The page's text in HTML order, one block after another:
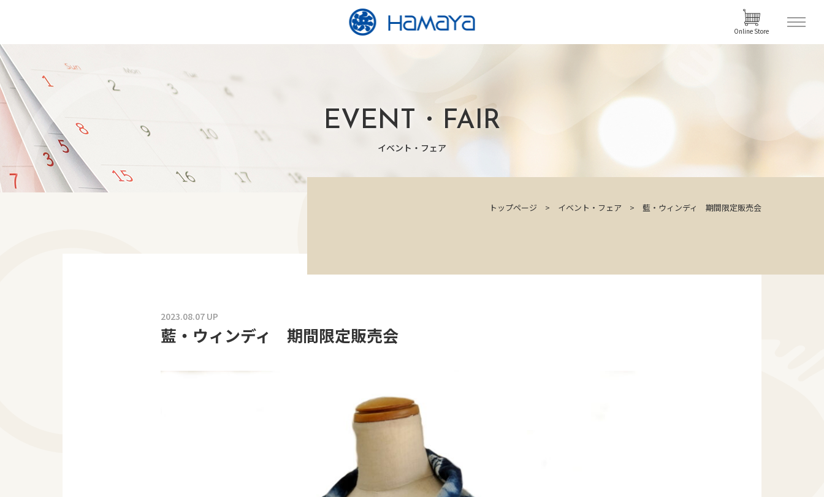
Online Store
EVENT・FAIR
イベント・フェア
トップページ イベント・フェア 藍・ウィンディ 期間限定販売会
2023.08.07 UP
藍・ウィンディ 期間限定販売会